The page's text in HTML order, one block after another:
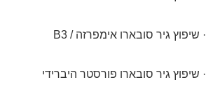
· שיפוץ גיר סובארו אימפרזה / B3
· שיפוץ גיר סובארו פורסטר היברידי